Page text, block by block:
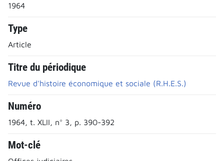
1964
Type
Article
Titre du périodique
Revue d'histoire économique et sociale (R.H.E.S.)
Numéro
1964, t. XLII, n° 3, p. 390-392
Mot-clé